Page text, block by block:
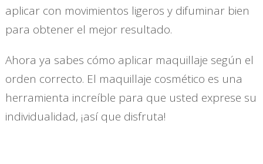
aplicar con movimientos ligeros y difuminar bien
para obtener el mejor resultado.
Ahora ya sabes cómo aplicar maquillaje según el
orden correcto. El maquillaje cosmético es una
herramienta increíble para que usted exprese su
individualidad, ¡así que disfruta!